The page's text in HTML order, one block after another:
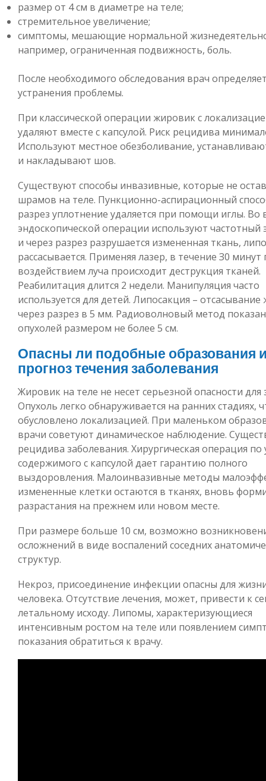
размер от 4 см в диаметре на теле;
стремительное увеличение;
симптомы, мешающие нормальной
например, ограниченная подвижность, боль.
После необходимого обследования врач
устранения проблемы.
При классической операции жировик с
удаляют вместе с капсулой. Риск рецидива
Используют местное обезболивание,
и накладывают шов.
Существуют способы инвазивные, которые не
шрамов на теле. Пункционно-аспирационный
разрез уплотнение удаляется при помощи иглы. Во
эндоскопической операции используют частотный
и через разрез разрушается измененная ткань,
рассасывается. Применяя лазер, в течение З0 минут
воздействием луча происходит деструкция тканей.
Реабилитация длится 2 недели. Манипуляция часто
используется для детей. Липосакция – отсасывание
через разрез в 5 мм. Радиоволновый метод
опухолей размером не более 5 см.
Опасны ли подобные образования
прогноз течения заболевания
Жировик на теле не несет серьезной опасности для
Опухоль легко обнаруживается на ранних стадиях,
обусловлено локализацией. При маленьком
врачи советуют динамическое наблюдение.
рецидива заболевания. Хирургическая операция
содержимого с капсулой дает гарантию полного
выздоровления. Малоинвазивные методы
измененные клетки остаются в тканях, вновь
разрастания на прежнем или новом месте.
При размере больше 10 см, возможно
осложнений в виде воспалений соседних
структур.
Некроз, присоединение инфекции опасны для
человека. Отсутствие лечения, может, привести к
летальному исходу. Липомы, характеризующиеся
интенсивным ростом на теле или появлением
показания обратиться к врачу.